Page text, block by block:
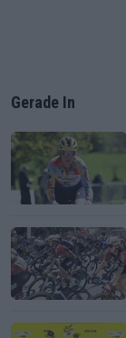
Gerade In